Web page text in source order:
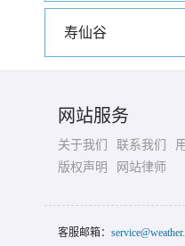
寿仙谷
网站服务
关于我们 联系我们
版权声明
网站律师
客服邮箱：